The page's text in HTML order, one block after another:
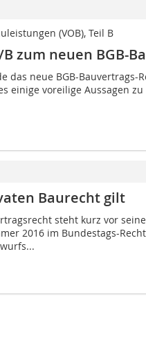
(VOB), Teil B
zum neuen BGB-
das neue BGB-Bauvertrags-
einige voreilige Aussagen zu
Baurecht gilt
steht kurz vor
2016 im Bundestags-